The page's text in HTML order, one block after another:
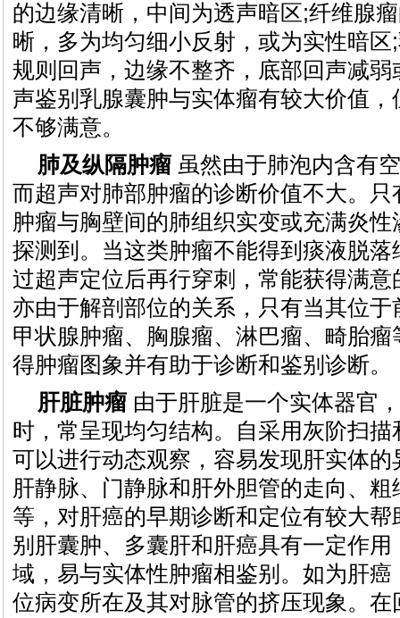
的边缘清晰，中间为透声暗区;纤维腺
晰，多为均匀细小反射，或为实性暗
规则回声，边缘不整齐，底部回声减
声鉴别乳腺囊肿与实体瘤有较大价值
不够满意。
肺及纵隔肿瘤 虽然由于肺泡内含有
而超声对肺部肿瘤的诊断价值不大。
肿瘤与胸壁间的肺组织实变或充满炎
探测到。当这类肿瘤不能得到痰液脱
过超声定位后再行穿刺，常能获得满
亦由于解剖部位的关系，只有当其位
甲状腺肿瘤、胸腺瘤、淋巴瘤、畸胎
得肿瘤图象并有助于诊断和鉴别诊断。
肝脏肿瘤 由于肝脏是一个实体器官
时，常呈现均匀结构。自采用灰阶扫
可以进行动态观察，容易发现肝实体
肝静脉、门静脉和肝外胆管的走向、
等，对肝癌的早期诊断和定位有较大
别肝囊肿、多囊肝和肝癌具有一定作
域，易与实体性肿瘤相鉴别。如为肝
位病变所在及其对脉管的挤压现象。